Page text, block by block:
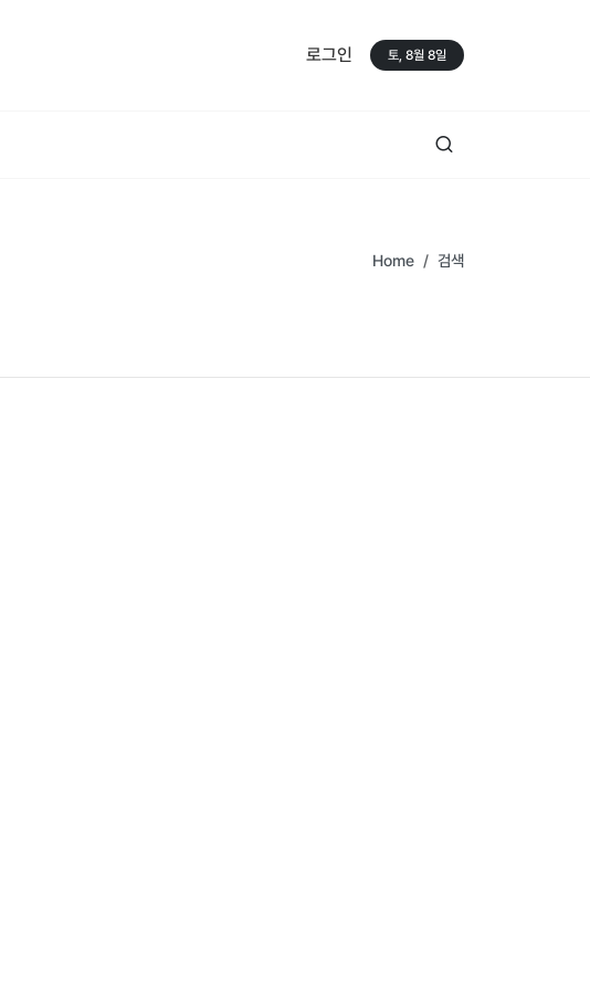
로그인 토, 8월 8일
Home 검색